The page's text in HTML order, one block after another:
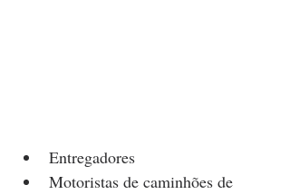
Entregadores
Motoristas de caminhões de